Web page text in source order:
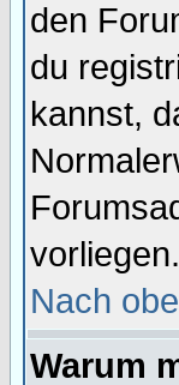
den
du
kannst,
vorliegen.
Nach
Warum